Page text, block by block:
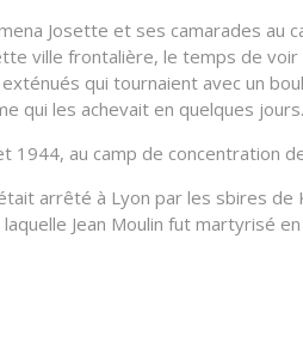
Josette et ses camarades au
ville frontalière, le temps de
qui tournaient avec un
qui les achevait en quelques jours.
1944, au camp de concentration
arrêté à Lyon par les sbires
Jean Moulin fut martyrisé